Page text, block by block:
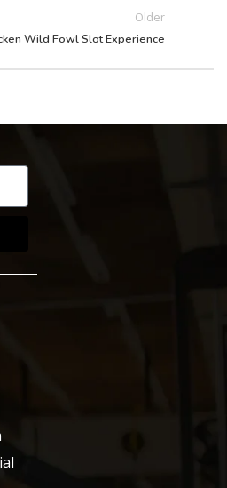
Older
Wild Fowl Slot Experience